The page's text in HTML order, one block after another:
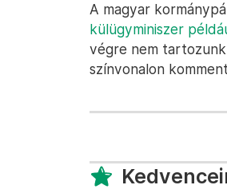
A magyar
külügyminiszer
végre nem
színvonalon